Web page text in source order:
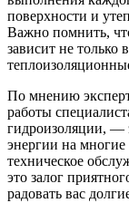
поверхности и
Важно помнить,
зависит не только
По мнению
работы
гидроизоляции, —
энергии на
техническое
это залог
радовать вас